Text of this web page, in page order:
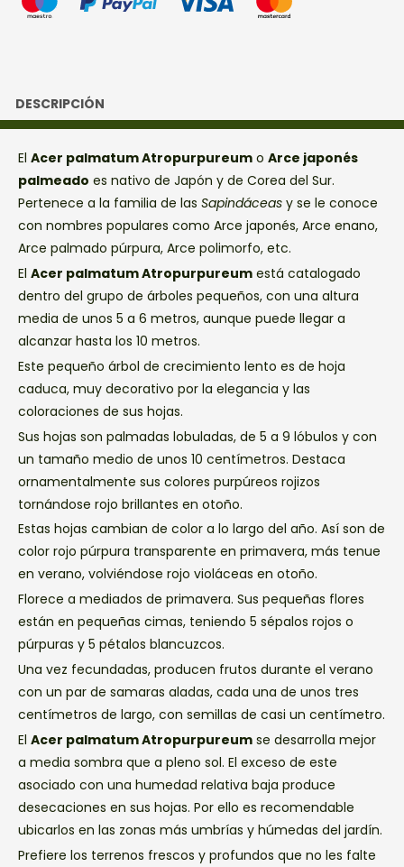
DESCRIPCIÓN
El Acer palmatum Atropurpureum o Arce japonés
palmeado es nativo de Japón y de Corea del Sur.
Pertenece a la familia de las Sapindáceas y se le conoce
con nombres populares como Arce japonés, Arce enano,
Arce palmado púrpura, Arce polimorfo, etc.
El Acer palmatum Atropurpureum está catalogado
dentro del grupo de árboles pequeños, con una altura
media de unos 5 a 6 metros, aunque puede llegar a
alcanzar hasta los 10 metros.
Este pequeño árbol de crecimiento lento es de hoja
caduca, muy decorativo por la elegancia y las
coloraciones de sus hojas.
Sus hojas son palmadas lobuladas, de 5 a 9 lóbulos y con
un tamaño medio de unos 10 centímetros. Destaca
ornamentalmente sus colores purpúreos rojizos
tornándose rojo brillantes en otoño.
Estas hojas cambian de color a lo largo del año. Así son de
color rojo púrpura transparente en primavera, más tenue
en verano, volviéndose rojo violáceas en otoño.
Florece a mediados de primavera. Sus pequeñas flores
están en pequeñas cimas, teniendo 5 sépalos rojos o
púrpuras y 5 pétalos blancuzcos.
Una vez fecundadas, producen frutos durante el verano
con un par de samaras aladas, cada una de unos tres
centímetros de largo, con semillas de casi un centímetro.
El Acer palmatum Atropurpureum se desarrolla mejor
a media sombra que a pleno sol. El exceso de este
asociado con una humedad relativa baja produce
desecaciones en sus hojas. Por ello es recomendable
ubicarlos en las zonas más umbrías y húmedas del jardín.
Prefiere los terrenos frescos y profundos que no les falte